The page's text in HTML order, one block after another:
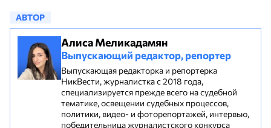
АВТОР
Алиса Меликадамян
Выпускающий редактор, репортер
Выпускающая редакторка и репортерка
НикВести, журналистка с 2018 года,
специализируется прежде всего на судебной
тематике, освещении судебных процессов,
политики, видео- и фоторепортажей, интервью,
победительница журналистского конкурса